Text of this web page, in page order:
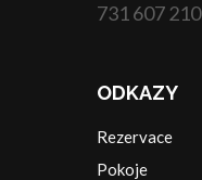
731 607 210
ODKAZY
Rezervace
Pokoje